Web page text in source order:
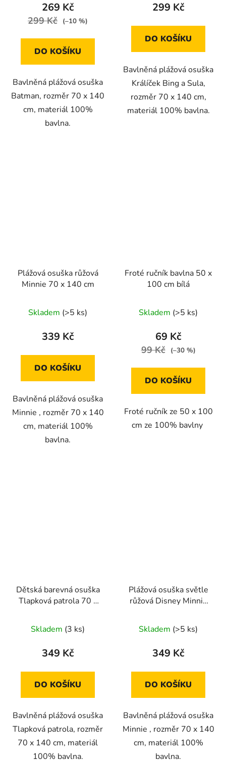
269 Kč
299 Kč (–10 %)
DO KOŠÍKU
Bavlněná plážová osuška
Batman, rozměr 70 x 140
cm, materiál 100%
bavlna.
299 Kč
DO KOŠÍKU
Bavlněná plážová osuška
Králíček Bing a Sula,
rozměr 70 x 140 cm,
materiál 100% bavlna.
Plážová osuška růžová
Minnie 70 x 140 cm
Skladem (>5 ks)
339 Kč
DO KOŠÍKU
Bavlněná plážová osuška
Minnie , rozměr 70 x 140
cm, materiál 100%
bavlna.
Froté ručník bavlna 50 x
100 cm bílá
Skladem (>5 ks)
69 Kč
99 Kč (–30 %)
DO KOŠÍKU
Froté ručník ze 50 x 100
cm ze 100% bavlny
Dětská barevná osuška
Tlapková patrola 70 x
Skladem (3 ks)
349 Kč
DO KOŠÍKU
Bavlněná plážová osuška
Tlapková patrola, rozměr
70 x 140 cm, materiál
100% bavlna.
Plážová osuška světle
růžová Disney Minnie
Skladem (>5 ks)
349 Kč
DO KOŠÍKU
Bavlněná plážová osuška
Minnie , rozměr 70 x 140
cm, materiál 100%
bavlna.